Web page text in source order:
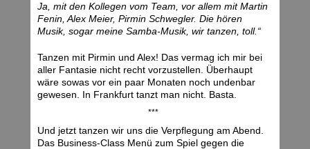
Ja, mit den Kollegen vom Team, vor allem mit Martin
Fenin, Alex Meier, Pirmin Schwegler. Die hören
Musik, sogar meine Samba-Musik, wir tanzen, toll.“
Tanzen mit Pirmin und Alex! Das vermag ich mir bei
aller Fantasie nicht recht vorzustellen. Überhaupt
wäre sowas vor ein paar Monaten noch undenbar
gewesen. In Frankfurt tanzt man nicht. Basta.
***
Und jetzt tanzen wir uns die Verpflegung am Abend.
Das Business-Class Menü zum Spiel gegen die